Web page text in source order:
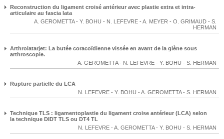
Reconstruction du ligament croisé antérieur avec plastie extra et intra-
articulaire au fascia lata
A. GEROMETTA- Y. BOHU - N. LEFEVRE - A. MEYER - O. GRIMAUD - S.
HERMAN
Arthrolatarjet: La butée coracoïdienne vissée en avant de la glène sous
arthroscopie.
A. GEROMETTA- N. LEFEVRE - Y. BOHU - S. HERMAN
Rupture partielle du LCA
N. LEFEVRE - Y. BOHU - A. GEROMETTA- S. HERMAN
Technique TLS : ligamentoplastie du ligament croise antérieur (LCA) selon
la technique DIDT TLS ou DT4 TL
N. LEFEVRE - A. GEROMETTA- Y. BOHU - S. HERMAN